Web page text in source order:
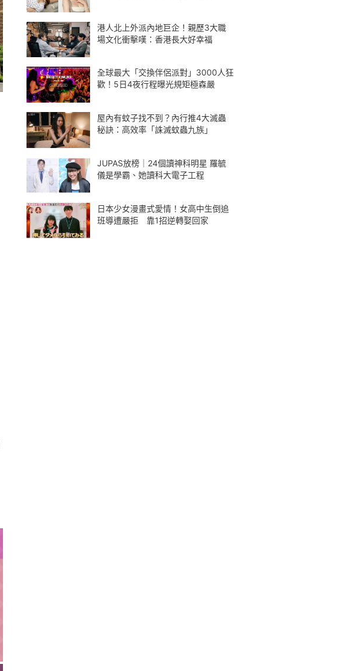
港人北上外派內地巨企！親歷3大職
場文化衝擊嘆：香港長大好幸福
全球最大「交換伴侶派對」3000人狂
歡！5日4夜行程曝光規矩極森嚴
屋內有蚊子找不到？內行推4大滅蟲
秘訣：高效率「誅滅蚊蟲九族」
JUPAS放榜｜24個讀神科明星 羅毓
儀是學霸、她讀科大電子工程
日本少女漫畫式愛情！女高中生倒追
班導遭嚴拒 靠1招逆轉娶回家